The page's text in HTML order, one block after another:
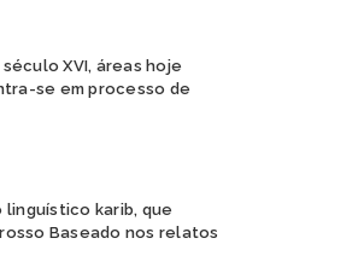
XVI, áreas hoje
se em processo de
karib, que
Baseado nos relatos